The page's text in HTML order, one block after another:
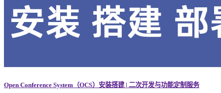
Open Conference System（OCS）安装搭建 | 二次开发与功能定制服务